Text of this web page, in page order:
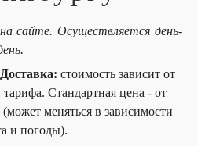
сайте. Осуществляется день-
стоимость зависит от
тарифа. Стандартная цена - от
меняться в зависимости
и погоды).